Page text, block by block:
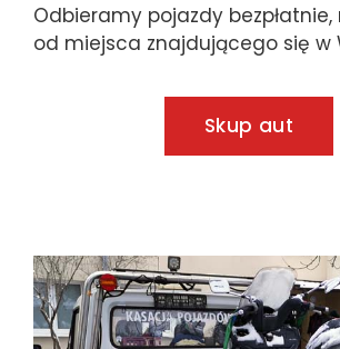
Odbieramy pojazdy bezpłatnie,
od miejsca znajdującego się w
Skup aut